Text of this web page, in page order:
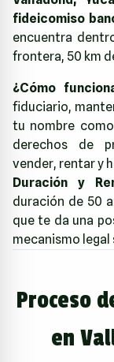
fideicomiso
encuentra
frontera, 50 km
¿Cómo
fiduciario,
tu nombre
derechos de
vender, rentar y
Duración y
duración de 50
que te da una
mecanismo
Proceso
en